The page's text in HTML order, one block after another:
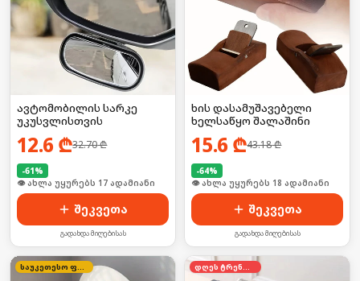
ავტომობილის სარკე
უკუსვლისთვის
12.6 ₾32.70₾
-61%
👁 ახლა უყურებს 17 ადამიანი
შეკვეთა
გადახდა მიღებისას
ხის დასამუშავებელი
ხელსაწყო შალაშინი
15.6 ₾43.18₾
-64%
🛒 ბოლო 24სთ-ში იყიდა 24-მა
შეკვეთა
გადახდა მიღებისას
საუკეთესო ფასი დღეს ტრენდში